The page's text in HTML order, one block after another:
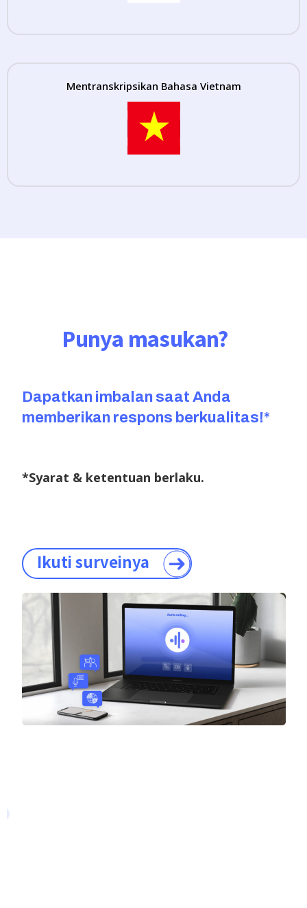
Mentranskripsikan Bahasa Vietnam
Punya masukan?
Dapatkan imbalan saat Anda
memberikan respons berkualitas!*
*Syarat & ketentuan berlaku.
Ikuti surveinya